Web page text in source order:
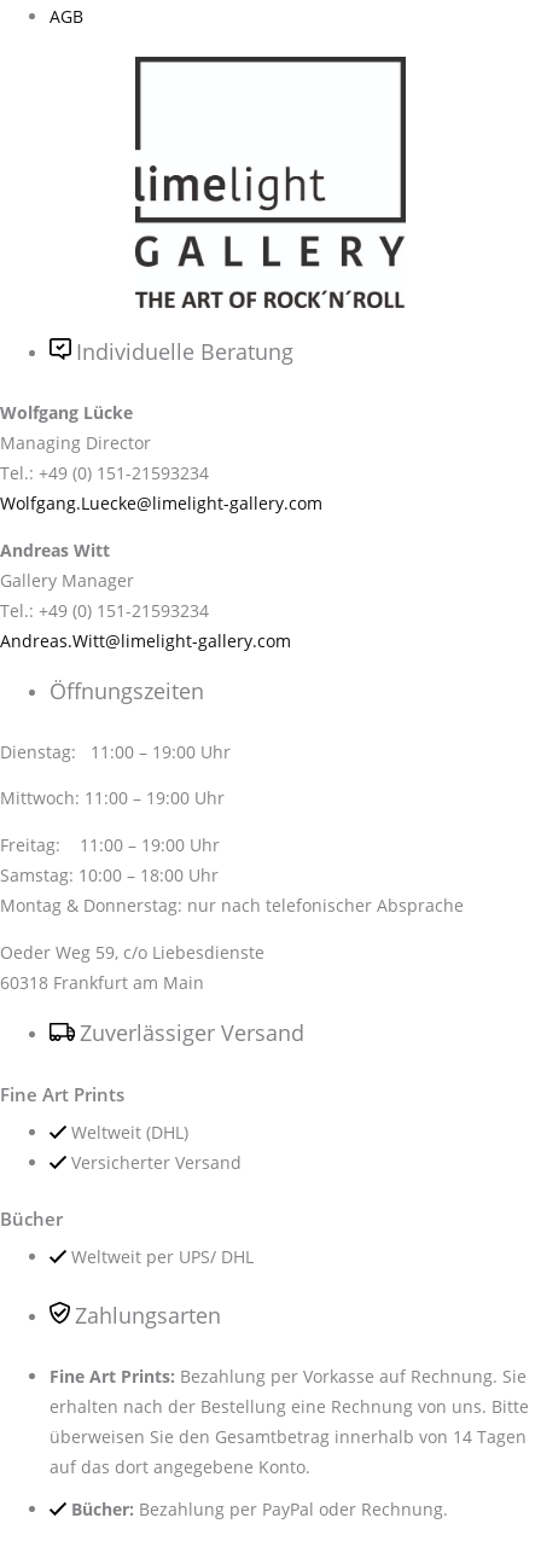
AGB
Individuelle Beratung
Wolfgang Lücke
Managing Director
Tel.: +49 (0) 151-21593234
Wolfgang.Luecke@limelight-gallery.com
Andreas Witt
Gallery Manager
Tel.: +49 (0) 151-21593234
Andreas.Witt@limelight-gallery.com
Öffnungszeiten
Dienstag: 11:00 – 19:00 Uhr
Mittwoch: 11:00 – 19:00 Uhr
Freitag: 11:00 – 19:00 Uhr
Samstag: 10:00 – 18:00 Uhr
Montag & Donnerstag: nur nach telefonischer Absprache
Oeder Weg 59, c/o Liebesdienste
60318 Frankfurt am Main
Zuverlässiger Versand
Fine Art Prints
Weltweit (DHL)
Versicherter Versand
Bücher
Weltweit per UPS/ DHL
Zahlungsarten
Fine Art Prints: Bezahlung per Vorkasse auf Rechnung. Sie
erhalten nach der Bestellung eine Rechnung von uns. Bitte
überweisen Sie den Gesamtbetrag innerhalb von 14 Tagen
auf das dort angegebene Konto.
Bücher: Bezahlung per PayPal oder Rechnung.